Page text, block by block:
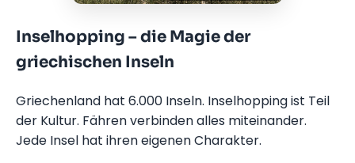
Inselhopping – die Magie der
griechischen Inseln
Griechenland hat 6.000 Inseln. Inselhopping ist Teil
der Kultur. Fähren verbinden alles miteinander.
Jede Insel hat ihren eigenen Charakter.